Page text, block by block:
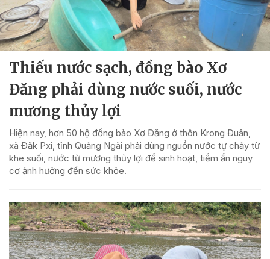
Thiếu nước sạch, đồng bào Xơ
Đăng phải dùng nước suối, nước
mương thủy lợi
Hiện nay, hơn 50 hộ đồng bào Xơ Đăng ở thôn Krong Đuân,
xã Đăk Pxi, tỉnh Quảng Ngãi phải dùng nguồn nước tự chảy từ
khe suối, nước từ mương thủy lợi để sinh hoạt, tiềm ẩn nguy
cơ ảnh hưởng đến sức khỏe.